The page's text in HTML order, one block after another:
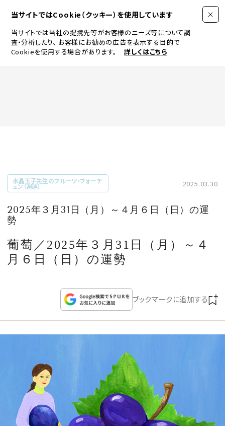
当サイトではCookie（クッキー）を使用しています
当サイトでは当社の提携先等がお客様のニーズ等について調
査・分析したり、 お客様にお勧めの広告を表示する目的で
Cookieを使用する場合があります。
詳しくはこちら
JEWELRY & WATCH
CELEBRITY
COLLECTION
WEDDING
SDGs
MAGAZINE
水晶玉子先生のフルーツ・フォーチ
ュン（週運） 2025.03.30
2025年３月31日（月）～４月６日（日）の運
勢
葡萄／2025年３月31日（月）～４
月６日（日）の運勢
ブックマークに追加する